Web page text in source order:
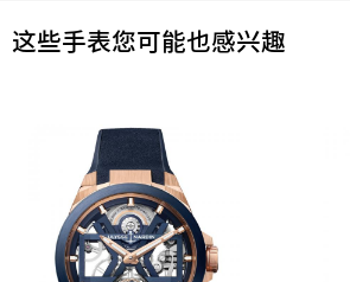
这些手表您可能也感兴趣